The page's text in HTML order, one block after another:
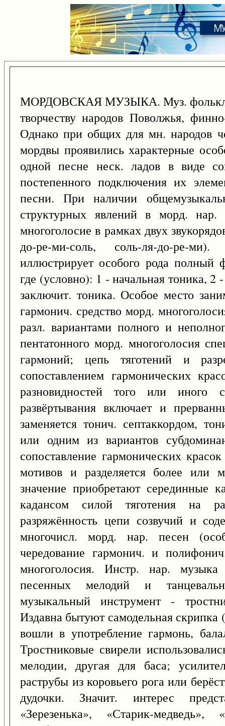
МОРДОВСКАЯ МУЗЫКА. Муз.
творчеству народов Поволжья,
Однако при общих для мн. народов
мордвы проявились характерные
одной песне неск. ладов в виде
постепенного подключения их
песни. При наличии
структурных явлений в морд. нар.
многоголосие в рамках двух
до-ре-ми-соль, соль-ля-до-ре-
иллюстрирует особого рода полный
где (условно): 1 - начальная тоника,
заключит. тоника. Особое место
гармонич. средство морд.
разл. вариантами полного и
пентатонного морд. многоголосия
гармоний; цепь тяготений и
сопоставлением гармонических
разновидностей того или иного
развёртывания включает и
заменяется тонич. септаккордом,
или одним из вариантов
сопоставление гармонических
мотивов и разделяется более или
значение приобретают серединные
кадансом силой тяготения на
разряжённость цепи созвучий и
многочисл. морд. нар. песен
чередование гармонич. и
многоголосия. Инстр. нар.
песенных мелодий и
музыкальный инструмент -
Издавна бытуют самодельная скрипка
вошли в употребление гармонь,
Тростниковые свирели
мелодии, другая для баса;
раструбы из коровьего рога или
дудочки. Значит. интерес
«Зерезенька», «Старик-